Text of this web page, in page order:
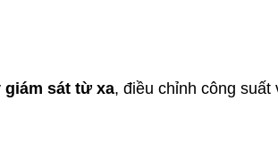
giám sát từ xa, điều chỉnh công suất